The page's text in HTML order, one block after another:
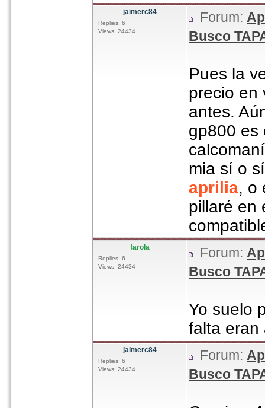
jaimerc84
Replies: 6
Views: 24434
Forum:
Busco
Pues la
precio en
antes.
gp800 es
mia sí o
aprilia, o
pillaré en
farola
Replies: 6
Views: 24434
Forum:
Busco
Yo suelo
falta
jaimerc84
Replies: 6
Views: 24434
Forum:
Busco